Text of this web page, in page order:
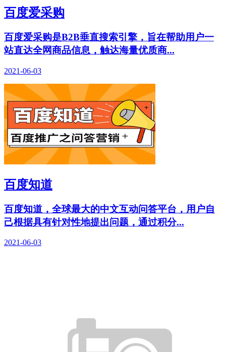
百度爱采购
百度爱采购是B2B垂直搜索引擎，旨在帮助用户一
站直达全网商品信息，触达海量优质商...
2021-06-03
百度知道
百度知道，全球最大的中文互动问答平台，用户自
己根据具有针对性地提出问题，通过积分...
2021-06-03